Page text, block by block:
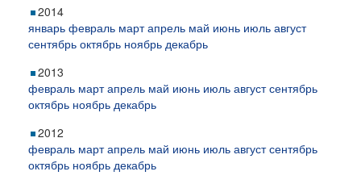
2014
январь февраль март апрель май июнь июль август
сентябрь октябрь ноябрь декабрь
2013
февраль март апрель май июнь июль август сентябрь
октябрь ноябрь декабрь
2012
февраль март апрель май июнь июль август сентябрь
октябрь ноябрь декабрь